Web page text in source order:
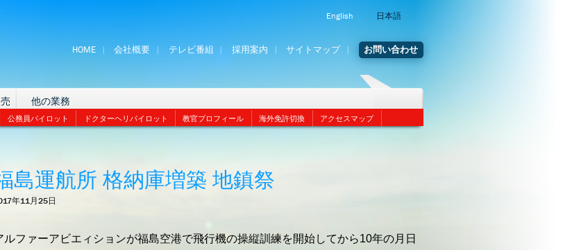
English 日本語
HOME 会社概要 テレビ番組 採用案内 サイトマップ お問い合わせ
他の業務
公務員パイロット ドクターヘリパイロット 教官プロフィール 海外免許切換 アクセスマップ
島運航所 格納庫増築 地鎮祭
年11月25日
ルファーアビエィションが福島空港で飛行機の操縦訓練を開始してから10年の月日